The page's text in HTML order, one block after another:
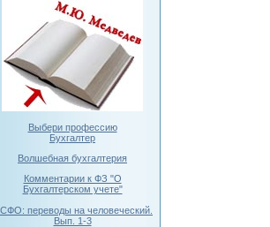
Выбери профессию
Бухгалтер
Волшебная бухгалтерия
Комментарии к ФЗ "О
Бухгалтерском учете"
переводы на человеческий.
Вып. 1-3